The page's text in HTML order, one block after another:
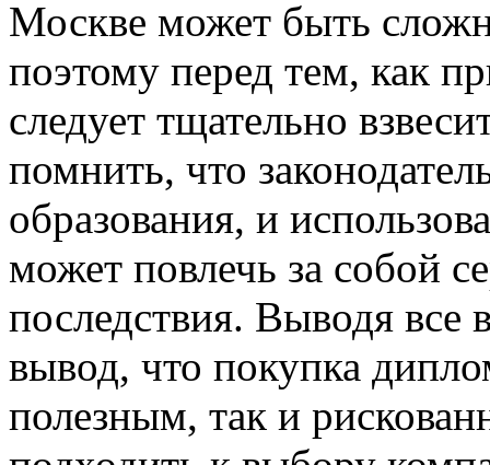
Москве может быть
поэтому перед тем, как
следует тщательно
помнить, что
образования, и
может повлечь за собой
последствия. Выводя все
вывод, что покупка
полезным, так и